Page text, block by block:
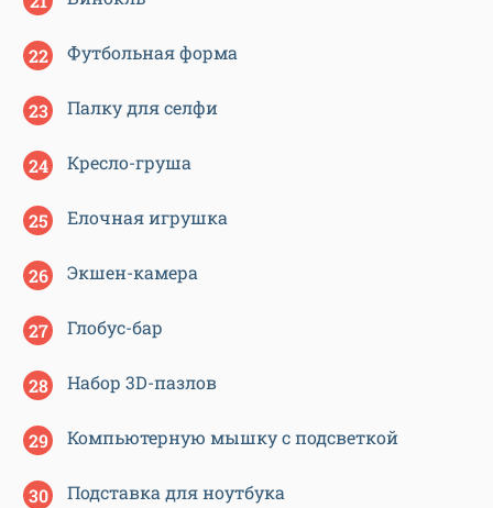
Футбольная форма
Палку для селфи
Кресло-груша
Елочная игрушка
Экшен-камера
Глобус-бар
Набор 3D-пазлов
Компьютерную мышку с подсветкой
Подставка для ноутбука